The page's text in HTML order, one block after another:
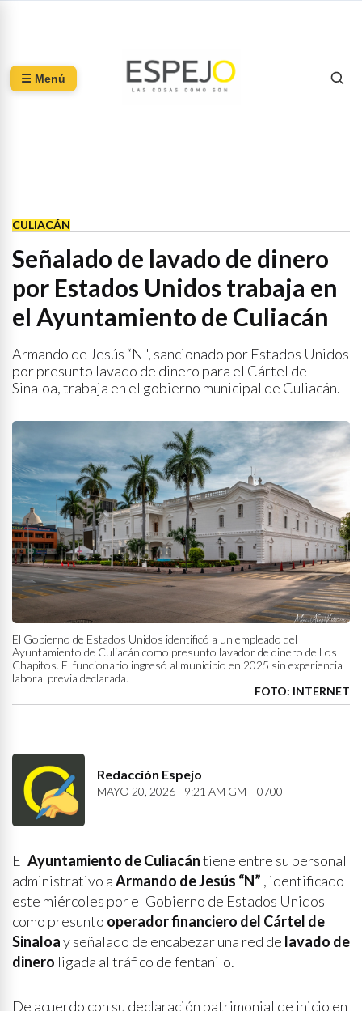
☰ Menú
CULIACÁN
Señalado de lavado de dinero
por Estados Unidos trabaja en
el Ayuntamiento de Culiacán
Armando de Jesús “N", sancionado por Estados Unidos
por presunto lavado de dinero para el Cártel de
Sinaloa, trabaja en el gobierno municipal de Culiacán.
El Gobierno de Estados Unidos identificó a un empleado del
Ayuntamiento de Culiacán como presunto lavador de dinero de Los
Chapitos. El funcionario ingresó al municipio en 2025 sin experiencia
laboral previa declarada.
FOTO: INTERNET
Redacción Espejo
MAYO 20, 2026 - 9:21 AM GMT-0700
El Ayuntamiento de Culiacántiene entre su personal
administrativo aArmando de Jesús “N” , identificado
este miércoles por el Gobierno de Estados Unidos
como presunto operador financiero del Cártel de
Sinaloay señalado de encabezar una red de lavado de
dinero ligada al tráfico de fentanilo.
De acuerdo con su declaración patrimonial de inicio en